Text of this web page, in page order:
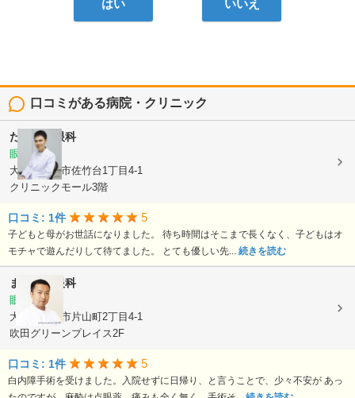
はい いいえ
口コミがある病院・クリニック
たかやま眼科
眼科
大阪府吹田市佐竹台1丁目4-1
クリニックモール3階
口コミ: 1件 5
子どもと母がお世話になりました。 待ち時間はそこまで長くなく、子どもはオ
モチャで遊んだりして待てました。 とても優しい先... 続きを読む
まつもと眼科
眼科
大阪府吹田市片山町2丁目4-1
吹田グリーンプレイス2F
口コミ: 1件 5
白内障手術を受けました。入院せずに日帰り、と言うことで、少々不安が あっ